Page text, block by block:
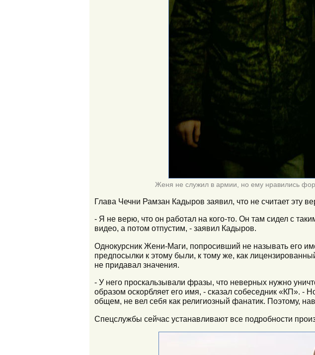
Женя не служил в армии, но ему нравились
Глава Чечни Рамзан Кадыров заявил, что не считает эту
- Я не верю, что он работал на кого-то. Он там сидел с
видео, а потом отпустим, - заявил Кадыров.
Однокурсник Жени-Маги, попросивший не называть его
предпосылки к этому были, к тому же, как
не придавал значения.
- У него проскальзывали фразы, что неверных нужно
образом оскорбляет его имя, - сказал собеседник «КП». -
общем, не вел себя как религиозный фанатик. Поэтому,
Спецслужбы сейчас устанавливают все подробности